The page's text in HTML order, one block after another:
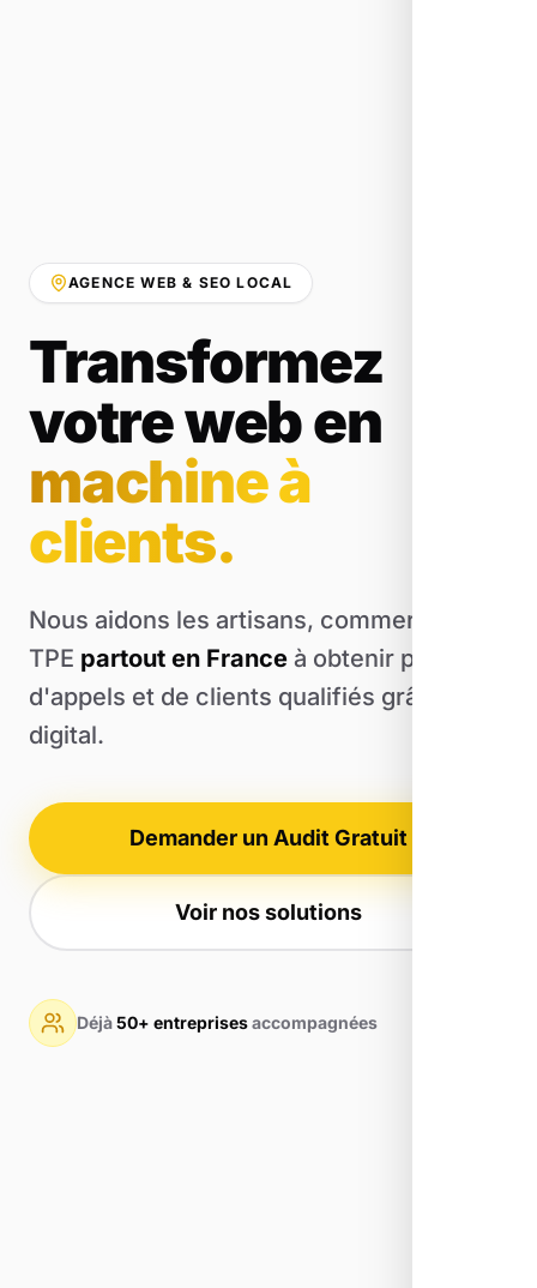
AGENCE WEB & SEO LOCAL
Transformez
votre web en
machine à
clients.
Nous aidons les artisans, commerçants et
TPE partout en France à obtenir plus
d'appels et de clients qualifiés grâce au
digital.
Demander un Audit Gratuit
Voir nos solutions
Déjà50+ entreprisesaccompagnées